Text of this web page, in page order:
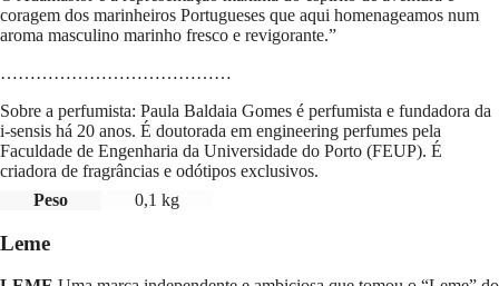
coragem dos marinheiros Portugueses que aqui homenageamos num
aroma masculino marinho fresco e revigorante.”
…………………………………
Sobre a perfumista: Paula Baldaia Gomes é perfumista e fundadora da
i-sensis há 20 anos. É doutorada em engineering perfumes pela
Faculdade de Engenharia da Universidade do Porto (FEUP). É
criadora de fragrâncias e odótipos exclusivos.
Peso
0,1 kg
Leme